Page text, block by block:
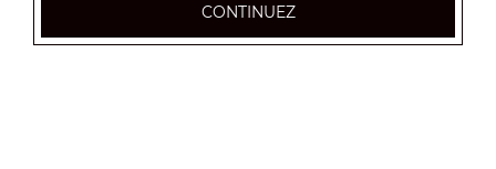
CONTINUEZ